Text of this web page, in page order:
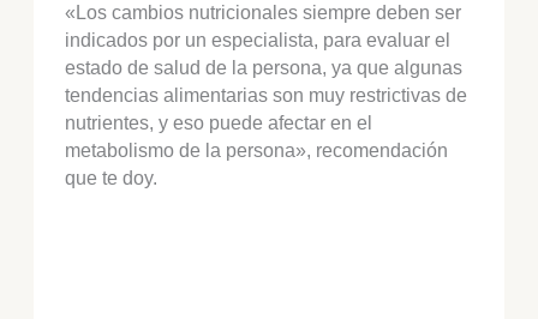
«Los cambios nutricionales siempre deben ser
indicados por un especialista, para evaluar el
estado de salud de la persona, ya que algunas
tendencias alimentarias son muy restrictivas de
nutrientes, y eso puede afectar en el
metabolismo de la persona», recomendación
que te doy.